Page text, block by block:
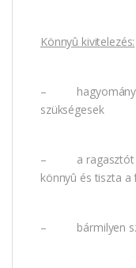
Könnyû kivitelezés:
–
szükségesek
– a ragasztót a
könnyû és tiszta a
– bármilyen